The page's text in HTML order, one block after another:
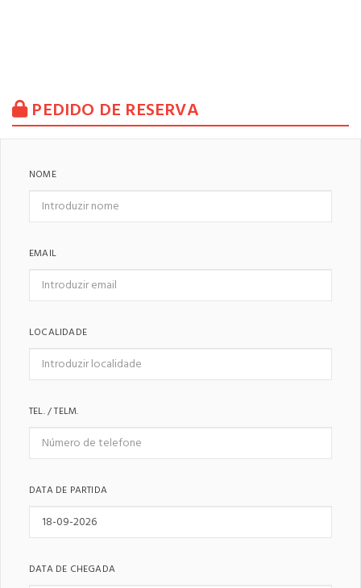
PEDIDO DE RESERVA
NOME
EMAIL
LOCALIDADE
TEL. / TELM.
DATA DE PARTIDA
DATA DE CHEGADA